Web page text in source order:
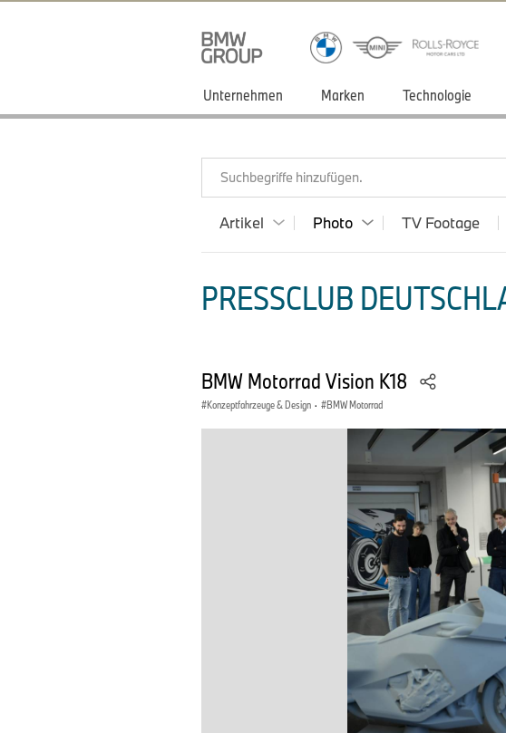
Unternehmen Marken Technologie
Suchbegriffe hinzufügen.
Artikel Photo TV Footage
PRESSCLUB
BMW Motorrad Vision K18
Konzeptfahrzeuge & Design · BMW Motorrad